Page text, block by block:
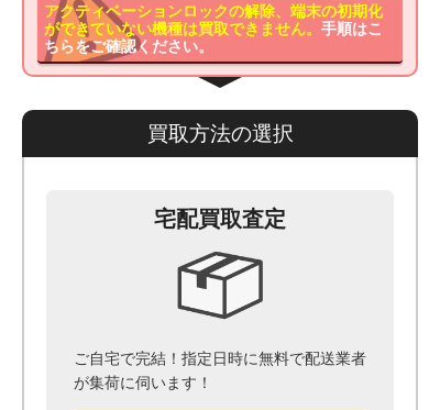
アクティベーションロックの解除、端末の初期化
ができていない機種は買取できません。手順はこ
ちらをご確認ください。
買取方法の選択
宅配買取査定
ご自宅で完結！指定日時に無料で配送業者
が集荷に伺います！